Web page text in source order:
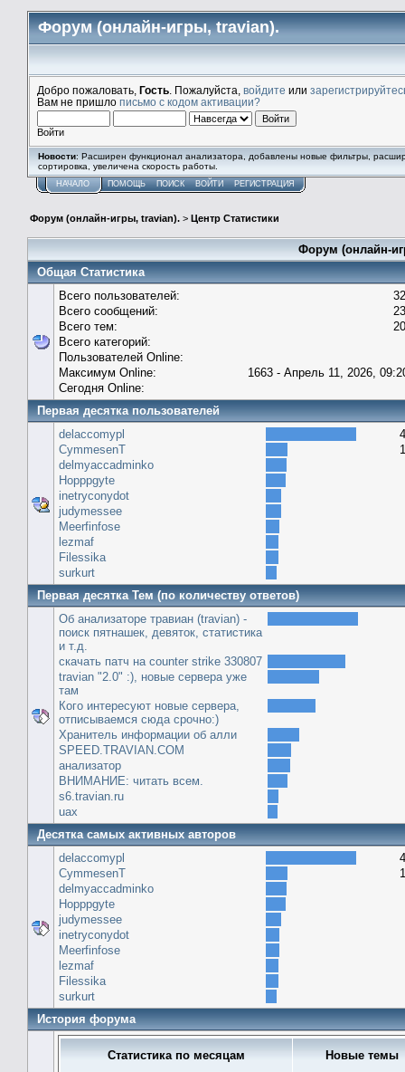
Форум (онлайн-игры, travian).
Добро пожаловать, Гость . Пожалуйста, войдите или
Вам не пришло письмо с кодом активации?
Войти
Новости: Расширен функционал анализатора, добавлены новые фильтры,
сортировка, увеличена скорость работы.
НАЧАЛО ПОМОЩЬ ПОИСК ВОЙТИ РЕГИСТРАЦИЯ
Форум (онлайн-игры, travian). > Центр Статистики
Форум (онлайн-
Общая Статистика
Всего пользователей:
Всего сообщений:
Всего тем:
Всего категорий:
Пользователей Online:
Максимум Online:
1663 - Апрель 11, 2026,
Сегодня Online:
Первая десятка пользователей
delaccomypl
CymmesenT
delmyaccadminko
Hopppgyte
inetryconydot
judymessee
Meerfinfose
lezmaf
Filessika
surkurt
Первая десятка Тем (по количеству ответов)
Об анализаторе травиан (travian) -
поиск пятнашек, девяток, статистика
и т.д.
скачать патч на сounter strike 330807
travian "2.0" :), новые сервера уже
там
Кого интересуют новые сервера,
отписываемся сюда срочно:)
Хранитель информации об алли
SPEED.TRAVIAN.COM
анализатор
ВНИМАНИЕ: читать всем.
s6.travian.ru
uax
Десятка самых активных авторов
delaccomypl
CymmesenT
delmyaccadminko
Hopppgyte
judymessee
inetryconydot
Meerfinfose
lezmaf
Filessika
surkurt
История форума
Статистика по месяцам Новые темы